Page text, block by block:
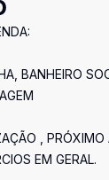
BANHEIRO
, PRÓXIMO
EM GERAL.